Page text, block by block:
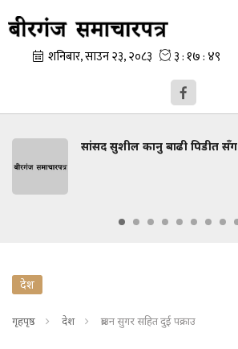
सांसद सुशील कानु बाढी पिडीत सँग
देश
गृहपृष्ठ देश ब्राउन सुगर सहित दुई पक्राउ